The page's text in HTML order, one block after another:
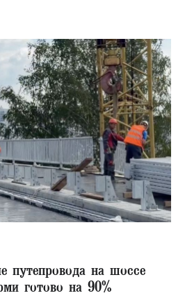
путепровода на шоссе
готово на 90%